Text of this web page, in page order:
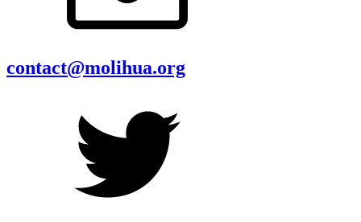
contact@molihua.org